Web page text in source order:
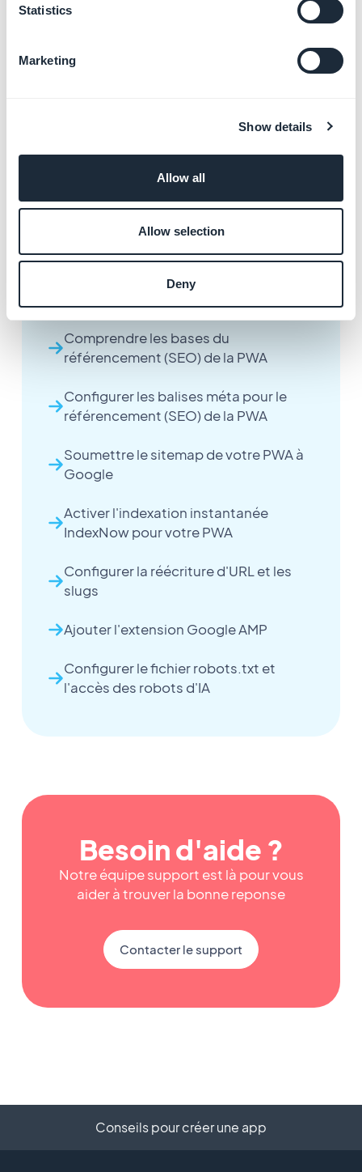
Statistics
Marketing
Show details
Allow all
Allow selection
Deny
L'add-on est activé par défaut.
Pour le désactiver :
2. Cliquez sur "Activer" à côté de l'extension
Autres articles
Comprendre les bases du
référencement (SEO) de la PWA
Configurer les balises méta pour le
référencement (SEO) de la PWA
Soumettre le sitemap de votre PWA à
Google
Activer l'indexation instantanée
IndexNow pour votre PWA
Configurer la réécriture d'URL et les
slugs
Ajouter l'extension Google AMP
Configurer le fichier robots.txt et
l'accès des robots d'IA
Besoin d'aide ?
Notre équipe support est là pour vous
aider à trouver la bonne reponse
Contacter le support
Conseils pour créer une app